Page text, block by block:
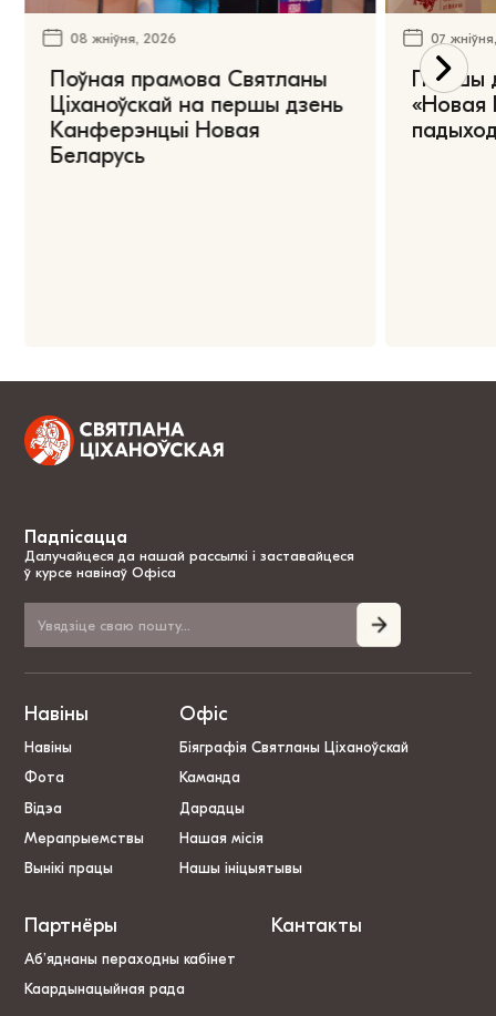
08 жніўня, 2026
Поўная прамова Святланы
Ціханоўскай на першы дзень
Канферэнцыі Новая
Беларусь
07
Першы
«Новая
Падпісацца
Далучайцеся да нашай рассылкі і заставайцеся
ў курсе навінаў Офіса
Навіны
Навіны
Фота
Відэа
Мерапрыемствы
Вынікі працы
Офіс
Біяграфія Святланы Ціханоўскай
Каманда
Дарадцы
Нашая місія
Нашы ініцыятывы
Партнёры
Аб’яднаны пераходны кабінет
Каардынацыйная рада
Кантакты